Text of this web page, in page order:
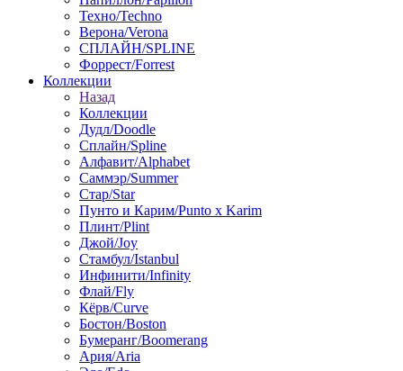
Техно/Techno
Верона/Verona
СПЛАЙН/SPLINE
Форрест/Forrest
Коллекции
Назад
Коллекции
Дудл/Doodle
Сплайн/Spline
Алфавит/Alphabet
Саммэр/Summer
Стар/Star
Пунто и Карим/Punto x Karim
Плинт/Plint
Джой/Joy
Стамбул/Istanbul
Инфинити/Infinity
Флай/Fly
Кёрв/Curve
Бостон/Boston
Бумеранг/Boomerang
Ария/Aria